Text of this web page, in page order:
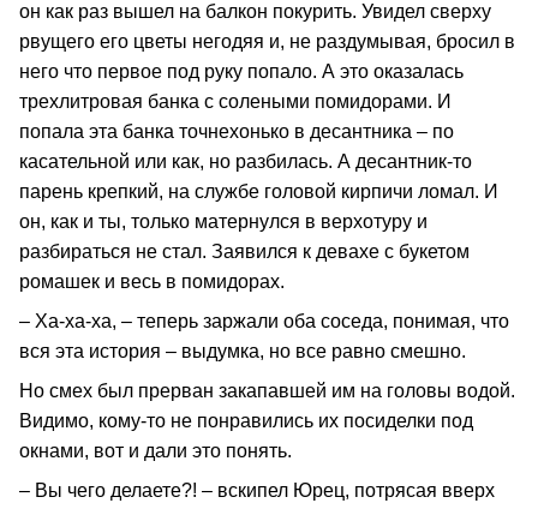
он как раз вышел на балкон покурить. Увидел сверху
рвущего его цветы негодяя и, не раздумывая, бросил в
него что первое под руку попало. А это оказалась
трехлитровая банка с солеными помидорами. И
попала эта банка точнехонько в десантника – по
касательной или как, но разбилась. А десантник-то
парень крепкий, на службе головой кирпичи ломал. И
он, как и ты, только матернулся в верхотуру и
разбираться не стал. Заявился к девахе с букетом
ромашек и весь в помидорах.
– Ха-ха-ха, – теперь заржали оба соседа, понимая, что
вся эта история – выдумка, но все равно смешно.
Но смех был прерван закапавшей им на головы водой.
Видимо, кому-то не понравились их посиделки под
окнами, вот и дали это понять.
– Вы чего делаете?! – вскипел Юрец, потрясая вверх